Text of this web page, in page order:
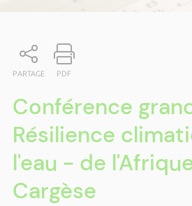
PARTAGE PDF
Conférence
Résilience
l'eau - de
Cargèse